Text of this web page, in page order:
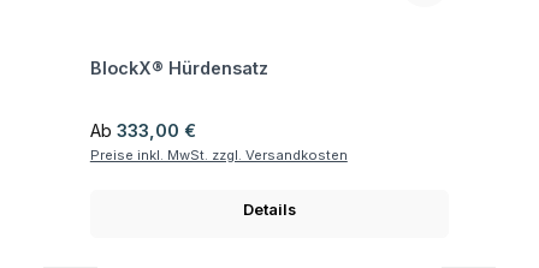
BlockX® Hürdensatz
Regulärer Preis:
Ab 333,00 €
Preise inkl. MwSt. zzgl. Versandkosten
Details